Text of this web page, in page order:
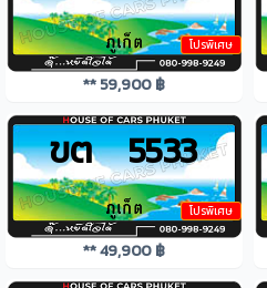
โปรพิเศษ
** 59,900 ฿
โปรพิเศษ
ขต 5533
** 49,900 ฿